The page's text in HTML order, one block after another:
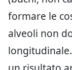
formare le
alveoli non